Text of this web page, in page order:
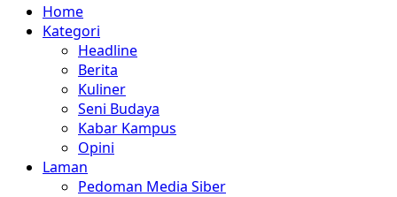
Home
Kategori
Headline
Berita
Kuliner
Seni Budaya
Kabar Kampus
Opini
Laman
Pedoman Media Siber